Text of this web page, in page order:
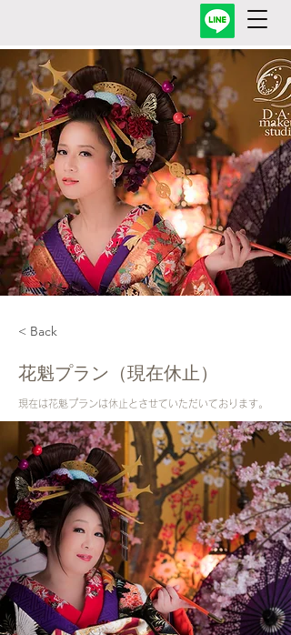
< Back
花魁プラン（現在休止）
現在は花魁プランは休止とさせていただいております。